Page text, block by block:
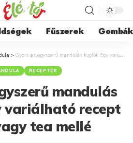
Fűszerek Gombák
>Gyors és egyszerű mandulás kuglóf: Egy variálható recept kávé vagy tea mellé
RECEPTEK
mandulás
variálható recept
tea mellé